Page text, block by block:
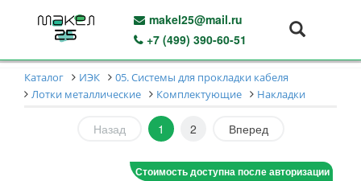
makel25@mail.ru
+7 (499) 390-60-51
Каталог ИЭК
05. Системы для прокладки кабеля
Лотки металлические
Комплектующие Накладки
Назад 1 2 Вперед
Стоимость доступна после авторизации